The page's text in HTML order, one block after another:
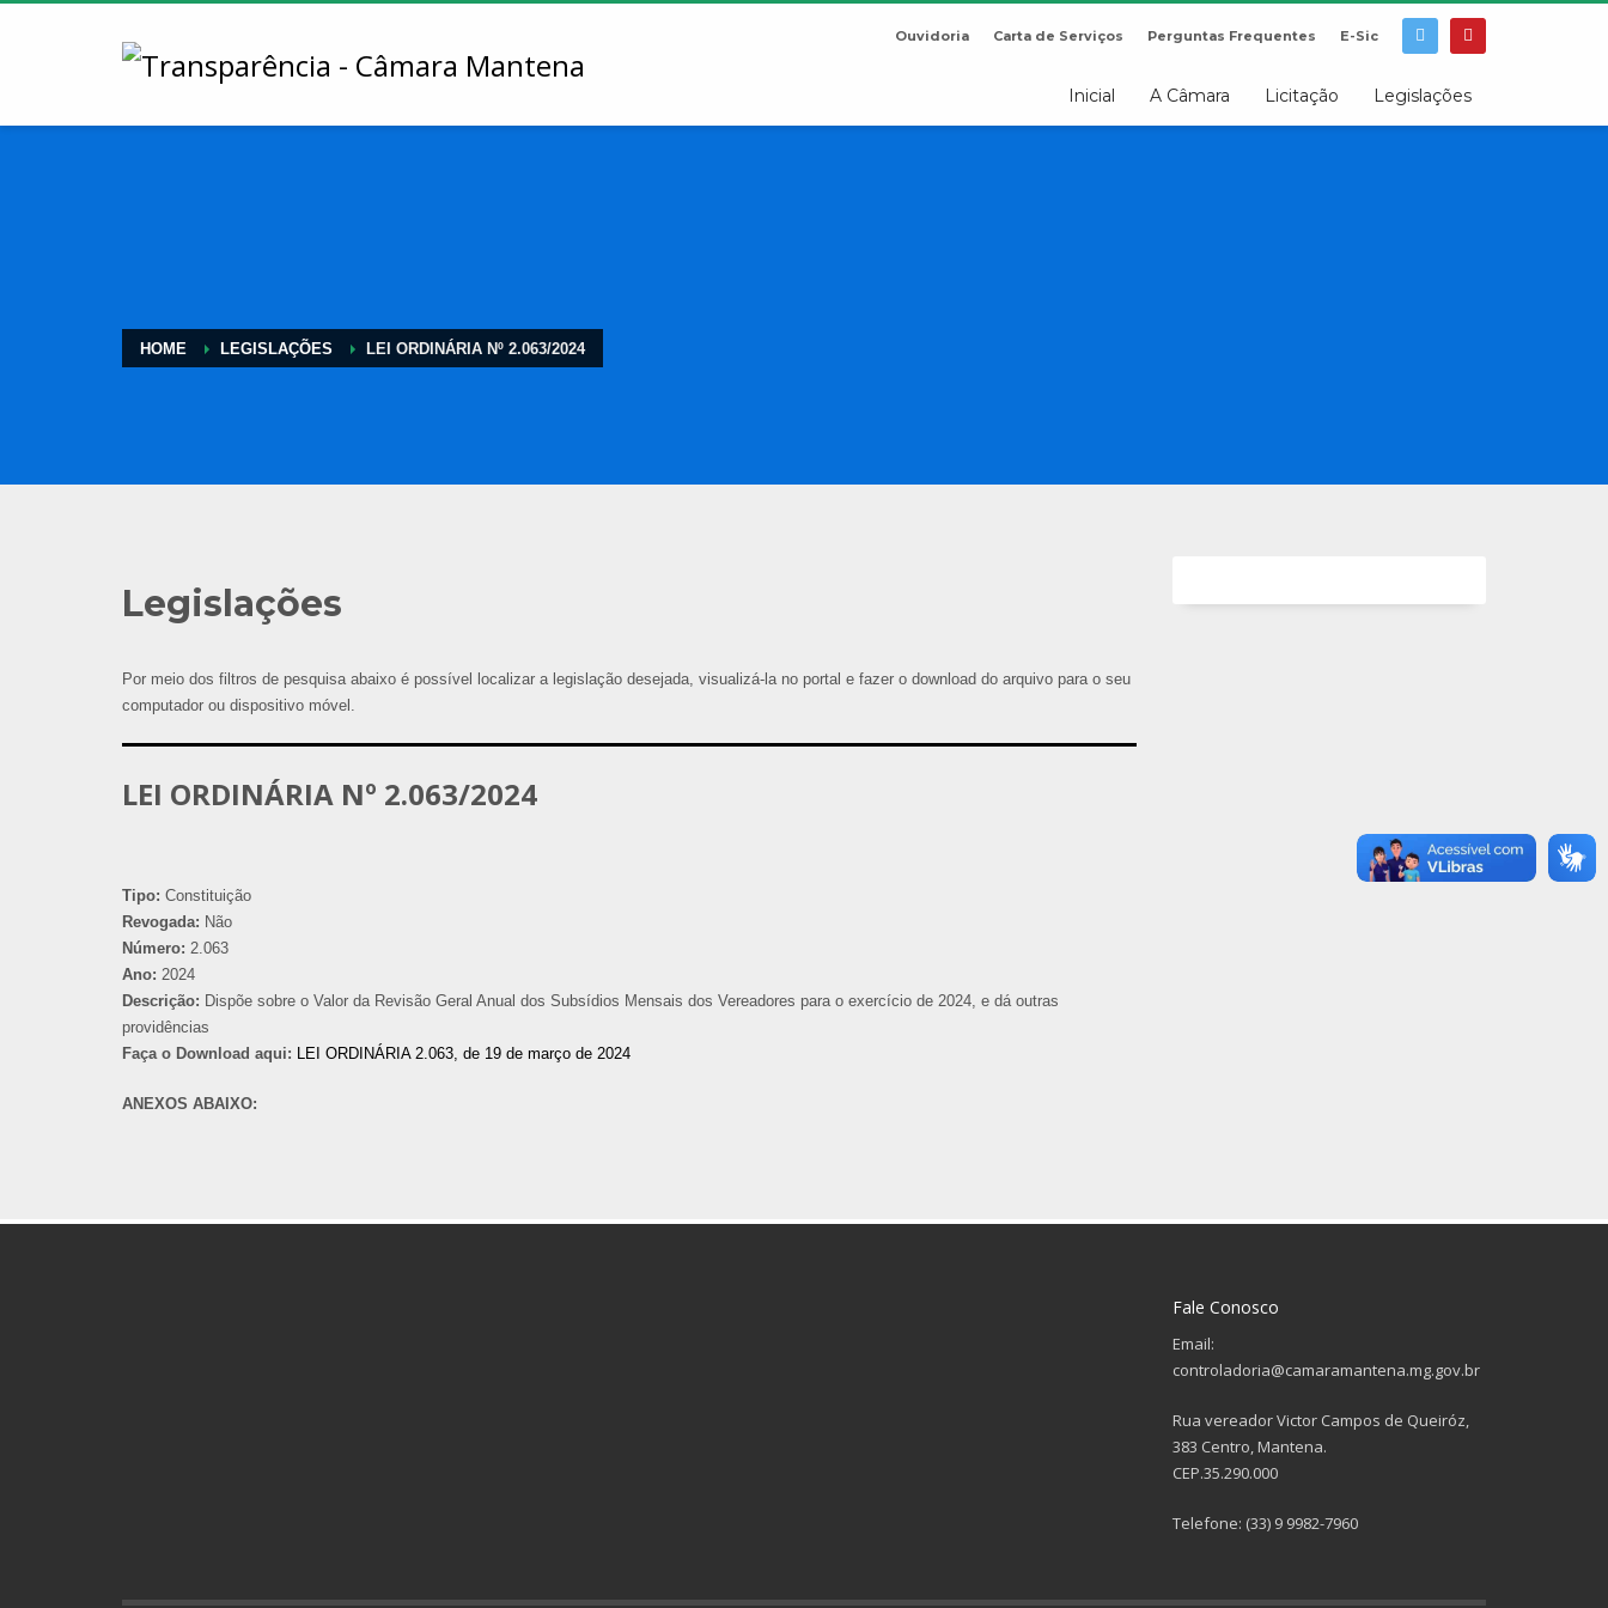
Ouvidoria Carta de Serviços Perguntas Frequentes E-Sic
Inicial A Câmara Licitação Legislações
HOME LEGISLAÇÕES LEI ORDINÁRIA Nº 2.063/2024
Legislações
Por meio dos filtros de pesquisa abaixo é possível localizar a legislação desejada, visualizá-la no portal e fazer o download do arquivo para o seu
computador ou dispositivo móvel.
LEI ORDINÁRIA Nº 2.063/2024
Tipo: Constituição
Revogada: Não
Número: 2.063
Ano: 2024
Descrição: Dispõe sobre o Valor da Revisão Geral Anual dos Subsídios Mensais dos Vereadores para o exercício de 2024, e dá outras
providências
Faça o Download aqui: LEI ORDINÁRIA 2.063, de 19 de março de 2024
ANEXOS ABAIXO:
Fale Conosco
Email:
controladoria@camaramantena.mg.gov.br
Rua vereador Victor Campos de Queiróz,
383 Centro, Mantena.
CEP.35.290.000
Telefone: (33) 9 9982-7960